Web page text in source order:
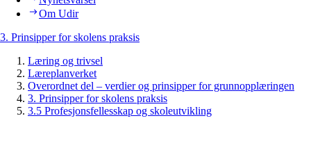
Om Udir
3. Prinsipper for skolens praksis
Læring og trivsel
Læreplanverket
Overordnet del – verdier og prinsipper for grunnopplæringen
3. Prinsipper for skolens praksis
3.5 Profesjonsfellesskap og skoleutvikling